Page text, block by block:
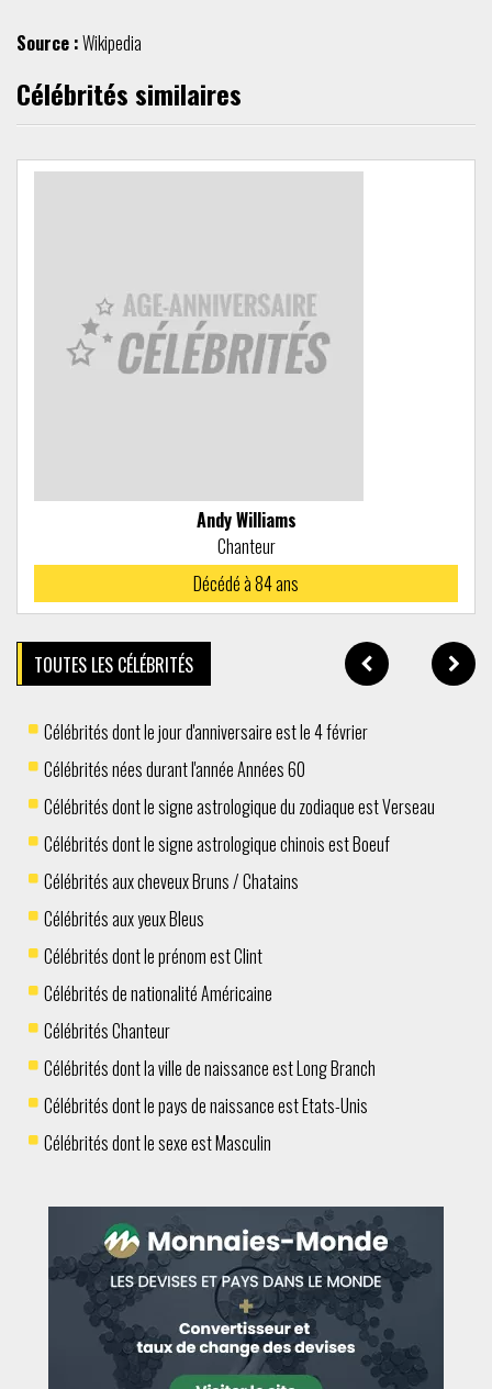
Source :Wikipedia
Célébrités similaires
Andy Williams
Chanteur
Décédé à84 ans
TOUTES LES CÉLÉBRITÉS
Célébrités dont le jour d'anniversaire est le 4 février
Célébrités nées durant l'année Années 60
Célébrités dont le signe astrologique du zodiaque est Verseau
Célébrités dont le signe astrologique chinois est Boeuf
Célébrités aux cheveux Bruns / Chatains
Célébrités aux yeux Bleus
Célébrités dont le prénom est Clint
Célébrités de nationalité Américaine
Célébrités Chanteur
Célébrités dont la ville de naissance est Long Branch
Célébrités dont le pays de naissance est Etats-Unis
Célébrités dont le sexe est Masculin